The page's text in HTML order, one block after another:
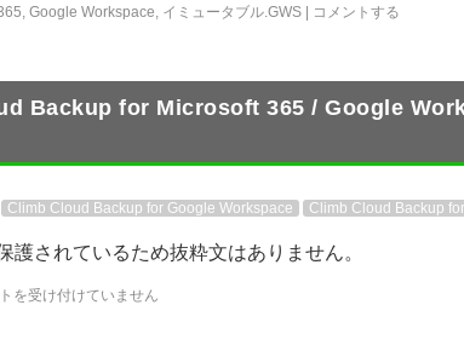
, Google Workspace, イミュータブル.GWS | コメントする
Backup for Microsoft 365 / Google
Climb Cloud Backup for Google Workspace
Climb Cloud Backup
護されているため抜粋文はありません。
を受け付けていません